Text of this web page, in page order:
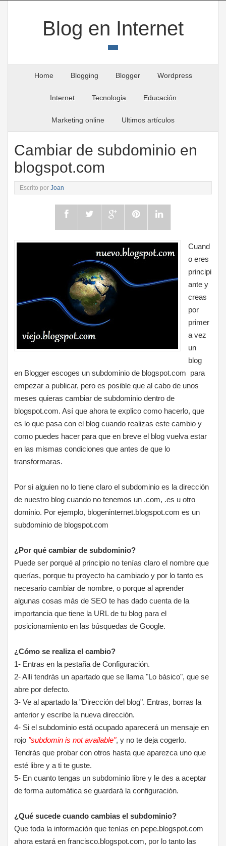
Blog en Internet
Home Blogging Blogger Wordpress
Internet Tecnologia Educación
Marketing online Ultimos artículos
Cambiar de subdominio en
blogspot.com
Escrito porJoan
Cuand
o eres
principi
ante y
creas
por
primer
a vez
un
blog
en Blogger escoges un subdominio de blogspot.com para
empezar a publicar, pero es posible que al cabo de unos
meses quieras cambiar de subdominio dentro de
blogspot.com. Así que ahora te explico como hacerlo, que
es lo que pasa con el blog cuando realizas este cambio y
como puedes hacer para que en breve el blog vuelva estar
en las mismas condiciones que antes de que lo
transformaras.
Por si alguien no lo tiene claro el subdominio es la dirección
de nuestro blog cuando no tenemos un .com, .es u otro
dominio. Por ejemplo, blogeninternet.blogspot.com es un
subdominio de blogspot.com
¿Por qué cambiar de subdominio?
Puede ser porqué al principio no tenías claro el nombre que
querías, porque tu proyecto ha cambiado y por lo tanto es
necesario cambiar de nombre, o porque al aprender
algunas cosas más de SEO te has dado cuenta de la
importancia que tiene la URL de tu blog para el
posicionamiento en las búsquedas de Google.
¿Cómo se realiza el cambio?
1- Entras en la pestaña de Configuración.
2- Allí tendrás un apartado que se llama "Lo básico", que se
abre por defecto.
3- Ve al apartado la "Dirección del blog". Entras, borras la
anterior y escribe la nueva dirección.
4- Si el subdominio está ocupado aparecerá un mensaje en
rojo "subdomin is not available", y no te deja cogerlo.
Tendrás que probar con otros hasta que aparezca uno que
esté libre y a ti te guste.
5- En cuanto tengas un subdominio libre y le des a aceptar
de forma automática se guardará la configuración.
¿Qué sucede cuando cambias el subdominio?
Que toda la información que tenías en pepe.blogspot.com
ahora estará en francisco.blogspot.com, por lo tanto las